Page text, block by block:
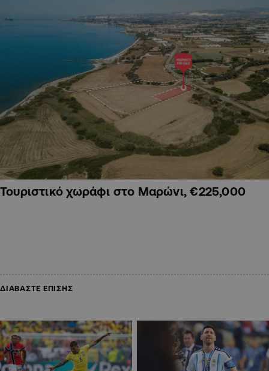
Τουριστικό χωράφι στο Μαρώνι, €225,000
ΔΙΑΒΑΣΤΕ ΕΠΙΣΗΣ